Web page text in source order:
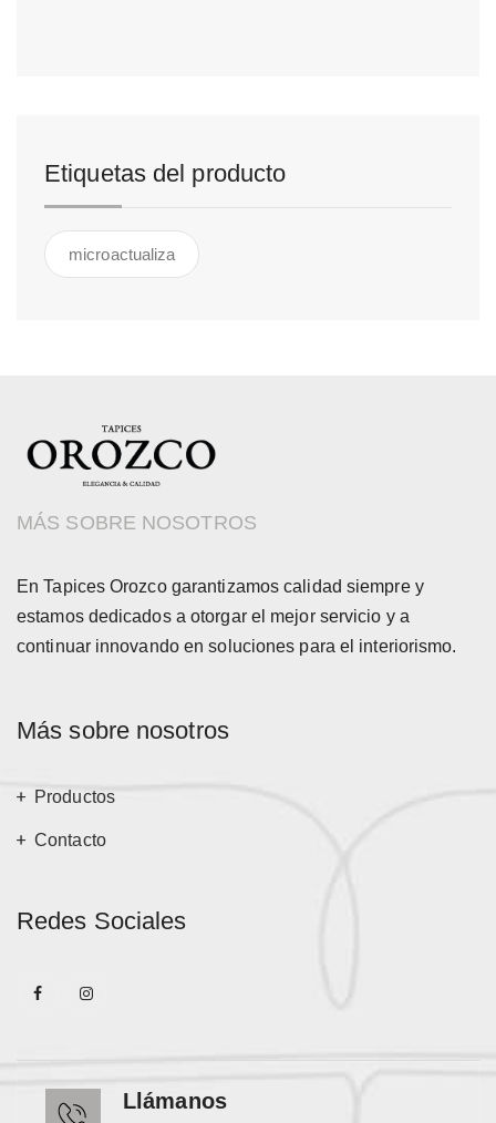
Etiquetas del producto
microactualiza
MÁS SOBRE NOSOTROS
En Tapices Orozco garantizamos calidad siempre y
estamos dedicados a otorgar el mejor servicio y a
continuar innovando en soluciones para el interiorismo.
Más sobre nosotros
Productos
Contacto
Redes Sociales
Llámanos